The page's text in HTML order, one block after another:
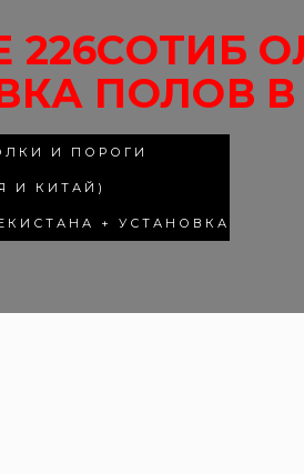
ПОЛОВ
И ПОРОГИ
И КИТАЙ)
+ УСТАНОВКА